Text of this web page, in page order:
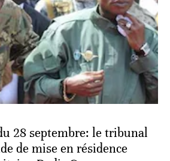
28 septembre: le tribunal
de mise en résidence